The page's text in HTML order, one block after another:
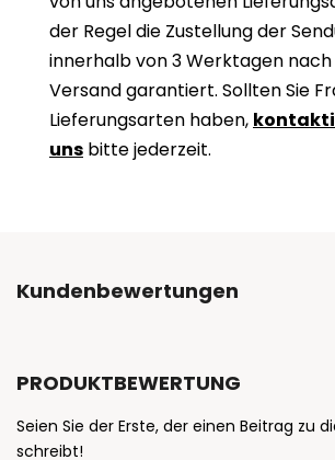
der Regel die Zustellung der
innerhalb von 3 Werktagen
Versand garantiert. Sollten Sie
Lieferungsarten haben,
uns bitte jederzeit.
Kundenbewertungen
PRODUKTBEWERTUNG
Seien Sie der Erste, der einen Beitrag zu
schreibt!